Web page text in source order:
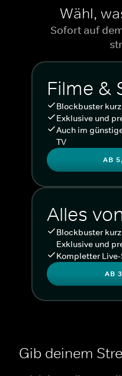
Wähl,
Sofort auf
Filme &
Blockbuster
Exklusive und
Auch im
TV
AB
Alles
Blockbuster
Exklusive und
Kompletter
AB
Gib deinem